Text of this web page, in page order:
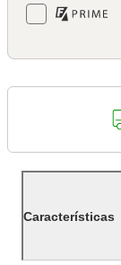
Características